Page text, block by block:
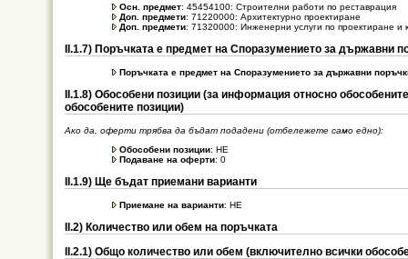
Oсн. предмет: 45454100: Строителни работи по реставрация
Доп. предмети: 71220000: Архитектурно проектиране
Доп. предмети: 71320000: Инженерни услуги по проектиране и
ІІ.1.7) Поръчката е предмет на Споразумението за държавни
Поръчката е предмет на Споразумението за държавни
ІІ.1.8) Обособени позиции (за информация относно
обособените позиции)
Ако да, оферти трябва да бъдат подадени (отбележете само едно):
Обособени позиции: НЕ
Подаване на оферти: 0
ІІ.1.9) Ще бъдат приемани варианти
Приемане на варианти: НЕ
ІІ.2) Количество или обем на поръчката
ІІ.2.1) Общо количество или обем (включително всички